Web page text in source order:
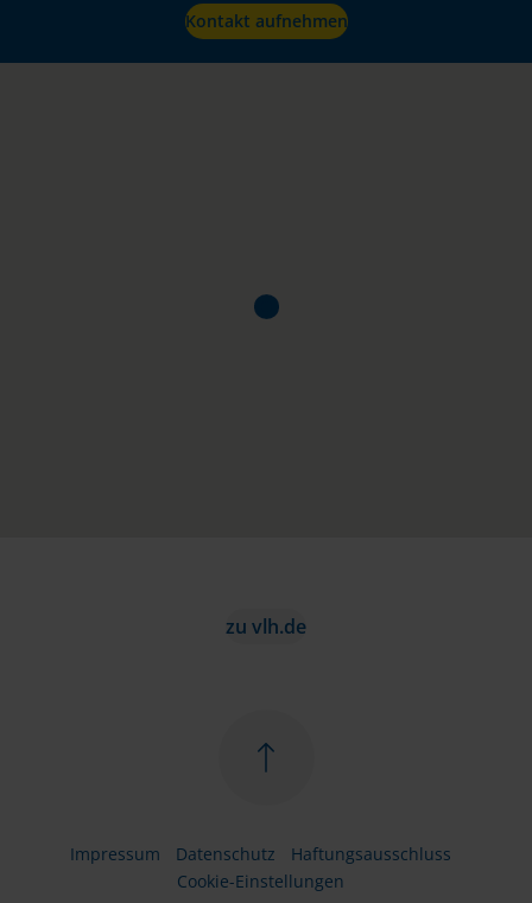
Kontakt aufnehmen
zu vlh.de
Impressum Datenschutz
Haftungsausschluss
Cookie-Einstellungen